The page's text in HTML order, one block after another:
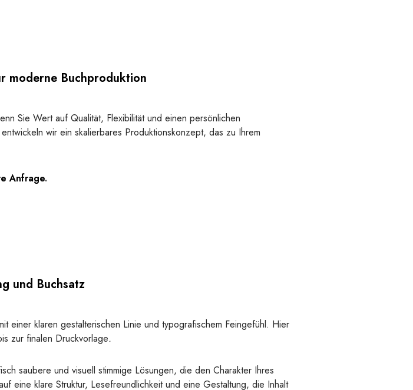
moderne Buchproduktion
Sie Wert auf Qualität, Flexibilität und einen persönlichen
wir ein skalierbares Produktionskonzept, das zu Ihrem
Anfrage.
und Buchsatz
einer klaren gestalterischen Linie und typografischem Feingefühl. Hier
zur finalen Druckvorlage.
saubere und visuell stimmige Lösungen, die den Charakter Ihres
eine klare Struktur, Lesefreundlichkeit und eine Gestaltung, die Inhalt